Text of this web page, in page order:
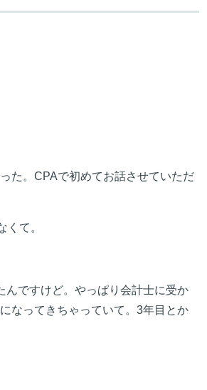
た。CPAで初めてお話させていただ
て。
んですけど。やっぱり会計士に受か
なってきちゃっていて。3年目とか